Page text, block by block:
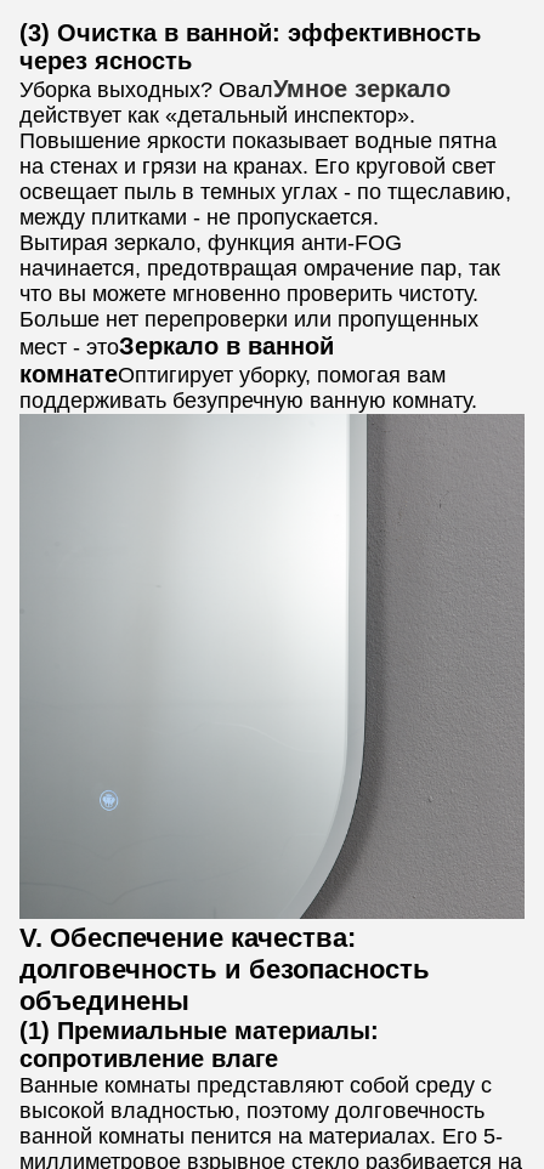
(3) Очистка в ванной: эффективность
через ясность
Уборка выходных? ОвалУмное зеркало
действует как «детальный инспектор».
Повышение яркости показывает водные пятна
на стенах и грязи на кранах. Его круговой свет
освещает пыль в темных углах - по тщеславию,
между плитками - не пропускается.
Вытирая зеркало, функция анти-FOG
начинается, предотвращая омрачение пар, так
что вы можете мгновенно проверить чистоту.
Больше нет перепроверки или пропущенных
мест - этоЗеркало в ванной
комнатеОптигирует уборку, помогая вам
поддерживать безупречную ванную комнату.
V. Обеспечение качества:
долговечность и безопасность
объединены
(1) Премиальные материалы:
сопротивление влаге
Ванные комнаты представляют собой среду с
высокой владностью, поэтому долговечность
ванной комнаты пенится на материалах. Его 5-
миллиметровое взрывное стекло разбивается на